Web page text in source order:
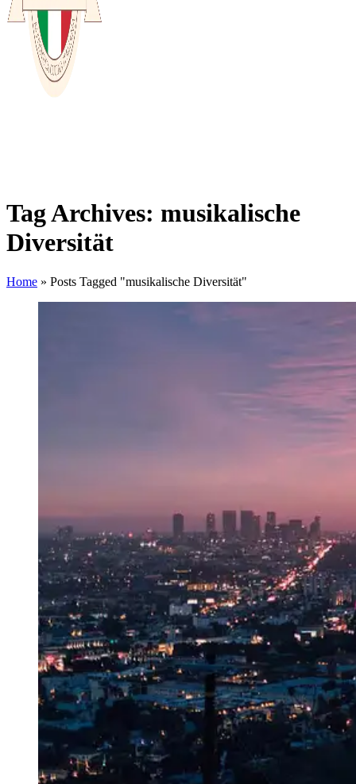
Tag Archives: musikalische
Diversität
Home » Posts Tagged "musikalische Diversität"